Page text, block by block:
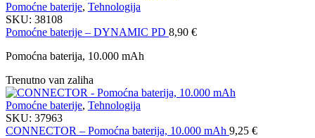
Pomoćne baterije, Tehnologija
SKU: 38108
Pomoćne baterije – DYNAMIC PD 8,90 €
Pomoćna baterija, 10.000 mAh
Trenutno van zaliha
Pomoćne baterije, Tehnologija
SKU: 37963
CONNECTOR – Pomoćna baterija, 10.000 mAh 9,25 €